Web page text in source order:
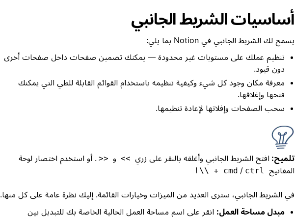
أساسيات الشريط الجانبي
يسمح لك الشريط الجانبي في Notion بما يلي:
تنظيم عملك على مستويات غير محدودة — يمكنك تضمين صفحات داخل صفحات أخرى
دون قيود.
معرفة مكان وجود كل شيء وكيفية تنظيمه باستخدام القوائم القابلة للطي التي يمكنك
فتحها وإغلاقها.
سحب الصفحات وإفلاتها لإعادة تنظيمها.
تلميح: افتح الشريط الجانبي وأغلقه بالنقر على زري >> و << . أو استخدم اختصار لوحة
المفاتيح
cmd / ctrl
+
\\
!
في الشريط الجانبي، سترى العديد من الميزات وخيارات القائمة. إليك نظرة عامة على كل منها.
مبدل مساحة العمل: انقر على اسم مساحة العمل الحالية الخاصة بك للتبديل بين